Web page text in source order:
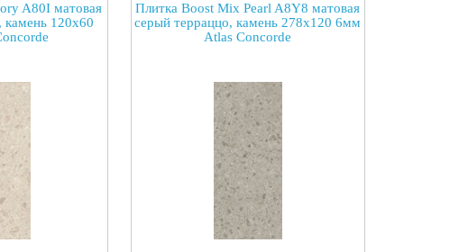
A80I матовая
камень 120x60
Плитка Boost Mix Pearl A8Y8 матовая
серый терраццо, камень 278x120 6мм
Atlas Concorde